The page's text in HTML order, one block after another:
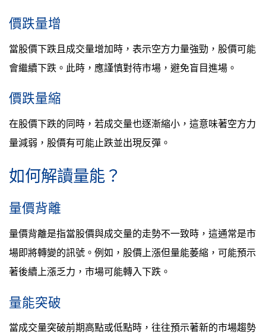
價跌量增
當股價下跌且成交量增加時，表示空方力量強勁，股價可能
會繼續下跌。此時，應謹慎對待市場，避免盲目進場。
價跌量縮
在股價下跌的同時，若成交量也逐漸縮小，這意味著空方力
量減弱，股價有可能止跌並出現反彈。
如何解讀量能？
量價背離
量價背離是指當股價與成交量的走勢不一致時，這通常是市
場即將轉變的訊號。例如，股價上漲但量能萎縮，可能預示
著後續上漲乏力，市場可能轉入下跌。
量能突破
當成交量突破前期高點或低點時，往往預示著新的市場趨勢